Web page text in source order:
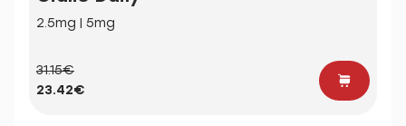
2.5mg | 5mg
31.15€
23.42€